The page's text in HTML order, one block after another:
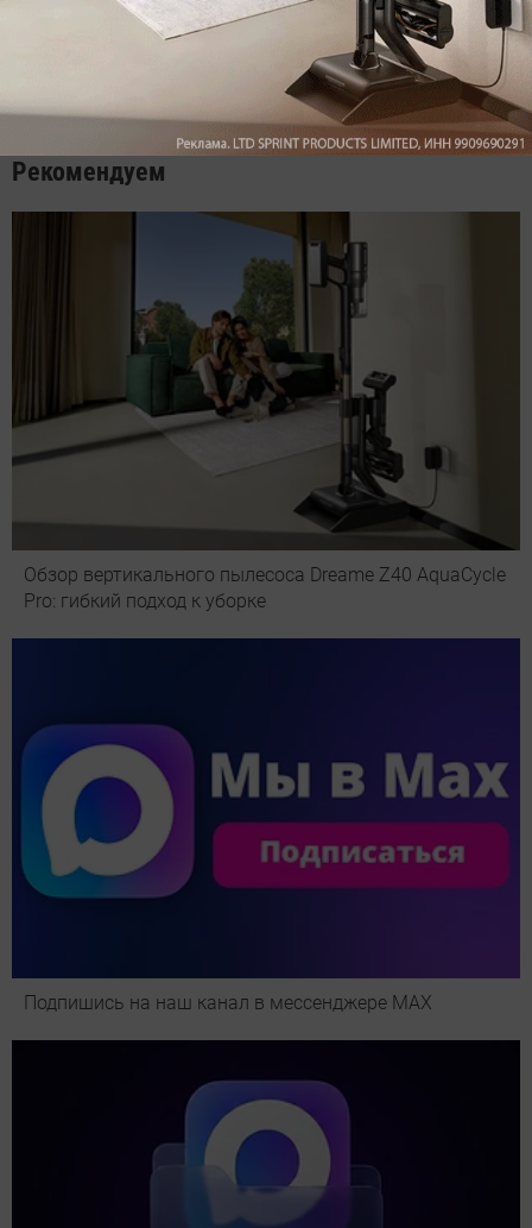
Мы знаем, вам есть что сказать!
Зарегистрируйтесь, чтобы
Рекомендуем
Обзор вертикального пылесоса Dreame Z40 AquaCycle
Pro: гибкий подход к уборке
Подпишись на наш канал в мессенджере МАХ